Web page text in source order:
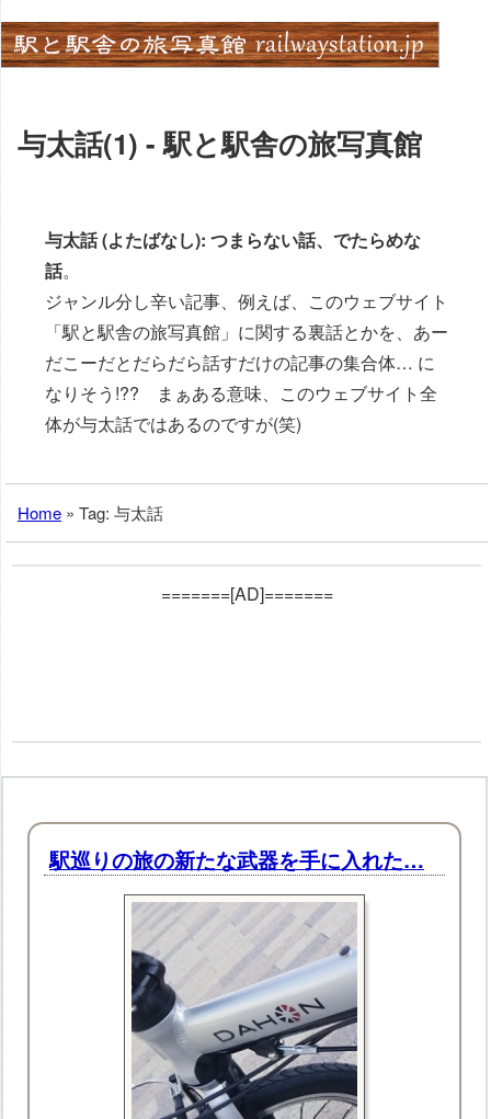
Skip
to
content
与太話(1) - 駅と駅舎の旅写真館
与太話 (よたばなし): つまらない話、でたらめな
話。
ジャンル分し辛い記事、例えば、このウェブサイト
「駅と駅舎の旅写真館」に関する裏話とかを、あー
だこーだとだらだら話すだけの記事の集合体… に
なりそう!?? まぁある意味、このウェブサイト全
体が与太話ではあるのですが(笑)
Home » Tag: 与太話
=======[AD]=======
駅巡りの旅の新たな武器を手に入れた…